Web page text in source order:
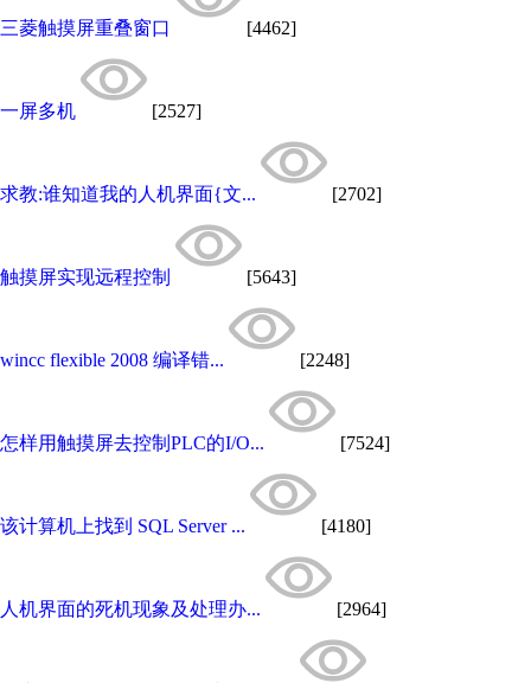
三菱触摸屏重叠窗口 [4462]
一屏多机 [2527]
求教:谁知道我的人机界面{文... [2702]
触摸屏实现远程控制 [5643]
wincc flexible 2008 编译错... [2248]
怎样用触摸屏去控制PLC的I/O... [7524]
该计算机上找到 SQL Server ... [4180]
人机界面的死机现象及处理办... [2964]